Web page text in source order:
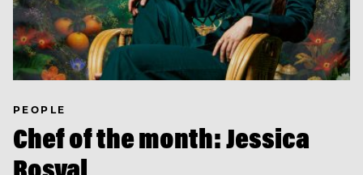
PEOPLE
Chef of the month: Jessica